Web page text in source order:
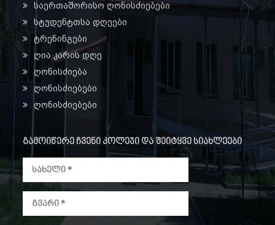
საერთაშორისო ღონისძიებები
სტუდენტთსა დღეები
ტრენინგები
ღია კარის დღე
ღონისძიება
ღონისძიებები
ღონისძიებები
გამოიწერე ჩვენი კოლეჯი და შეიტყვე სიახლეები